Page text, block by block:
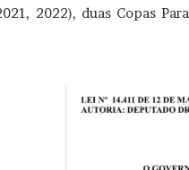
2022), duas Copas